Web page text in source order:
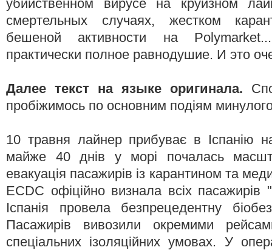
убийственном вирусе на круизном
смертельных случаях, жестком
бешеной активности на
практически полное равнодушие. И это
Далее текст на языке оригинала.
пробіжимось по основним подіям
10 травня лайнер прибуває в Іспанію
майже 40 днів у морі почалась
евакуація пасажирів із карантином та
ECDC офіційно визнала всіх пасажирів
Іспанія провела безпрецедентну
Пасажирів вивозили окремими
спеціальних ізоляційних умовах. У